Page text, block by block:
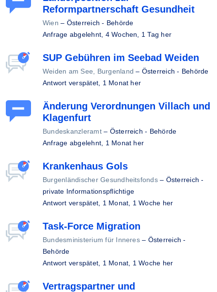
Reformpartnerschaft Gesundheit
Wien – Österreich - Behörde
Anfrage abgelehnt, 4 Wochen, 1 Tag her
SUP Gebühren im Seebad Weiden
Weiden am See, Burgenland – Österreich - Behörde
Antwort verspätet, 1 Monat her
Änderung Verordnungen Villach und
Klagenfurt
Bundeskanzleramt– Österreich - Behörde
Anfrage abgelehnt, 1 Monat her
Krankenhaus Gols
Burgenländischer Gesundheitsfonds– Österreich -
private Informationspflichtige
Antwort verspätet, 1 Monat, 1 Woche her
Task-Force Migration
Bundesministerium für Inneres– Österreich -
Behörde
Antwort verspätet, 1 Monat, 1 Woche her
Vertragspartner und